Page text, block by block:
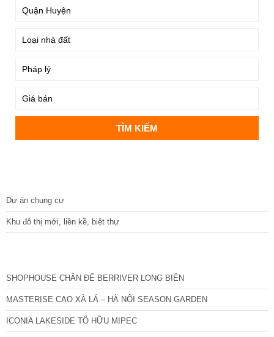
Dự án chung cư
Khu đô thị mới, liền kề, biệt thự
SHOPHOUSE CHÂN ĐẾ BERRIVER LONG BIÊN
MASTERISE CAO XÀ LÁ – HÀ NỘI SEASON GARDEN
ICONIA LAKESIDE TỐ HỮU MIPEC